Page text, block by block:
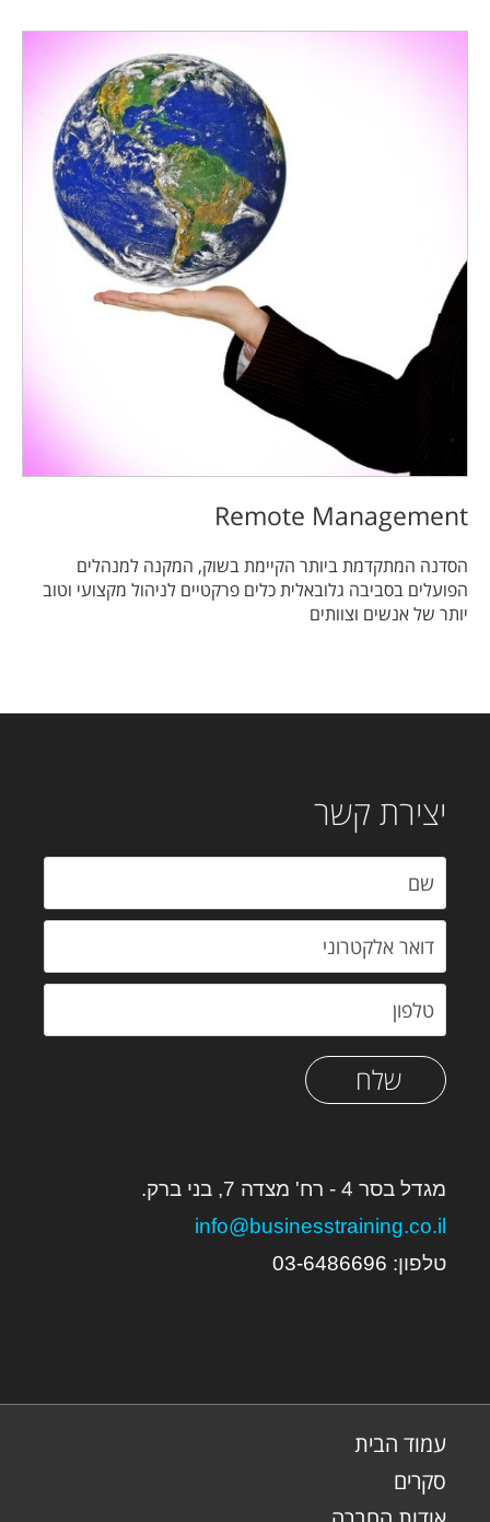
Remote Management
הסדנה המתקדמת ביותר הקיימת בשוק, המקנה למנהלים
הפועלים בסביבה גלובאלית כלים פרקטיים לניהול מקצועי וטוב
יותר של אנשים וצוותים
יצירת קשר
שלח
מגדל בסר 4 - רח' מצדה 7, בני ברק.
info@businesstraining.co.il
טלפון:
03-6486696
עמוד הבית
סקרים